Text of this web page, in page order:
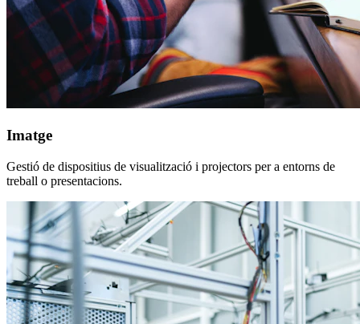
Imatge
Gestió de dispositius de visualització i projectors per a entorns de
treball o presentacions.